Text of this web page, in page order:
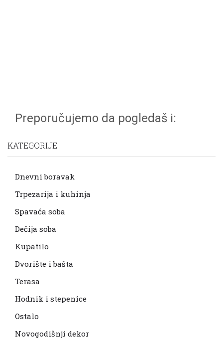
Preporučujemo da pogledaš i:
KATEGORIJE
Dnevni boravak
Trpezarija i kuhinja
Spavaća soba
Dečija soba
Kupatilo
Dvorište i bašta
Terasa
Hodnik i stepenice
Ostalo
Novogodišnji dekor